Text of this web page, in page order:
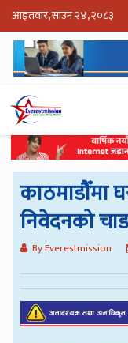
आइतवार, साउन २४, २०८३
काठमाडौँमा
निवेदनको
By Everestmission